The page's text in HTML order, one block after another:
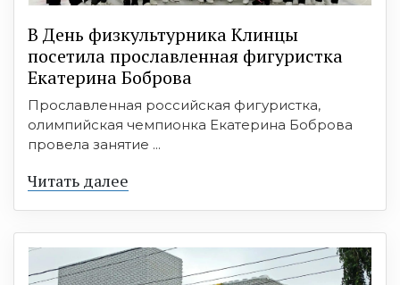
В День физкультурника Клинцы
посетила прославленная фигуристка
Екатерина Боброва
Прославленная российская фигуристка,
олимпийская чемпионка Екатерина Боброва
провела занятие ...
Читать далее